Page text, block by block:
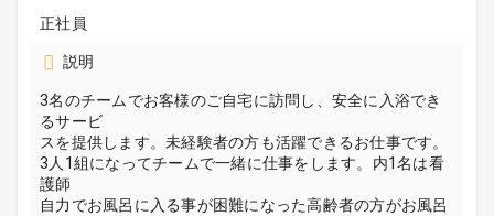
正社員
説明
3名のチームでお客様のご自宅に訪問し、安全に入浴でき
るサービ
スを提供します。未経験者の方も活躍できるお仕事です。
3人1組になってチームで一緒に仕事をします。内1名は看
護師
自力でお風呂に入る事が困難になった高齢者の方がお風呂